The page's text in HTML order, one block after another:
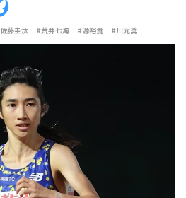
藤圭汰 #荒井七海 #源裕貴 #川元奨